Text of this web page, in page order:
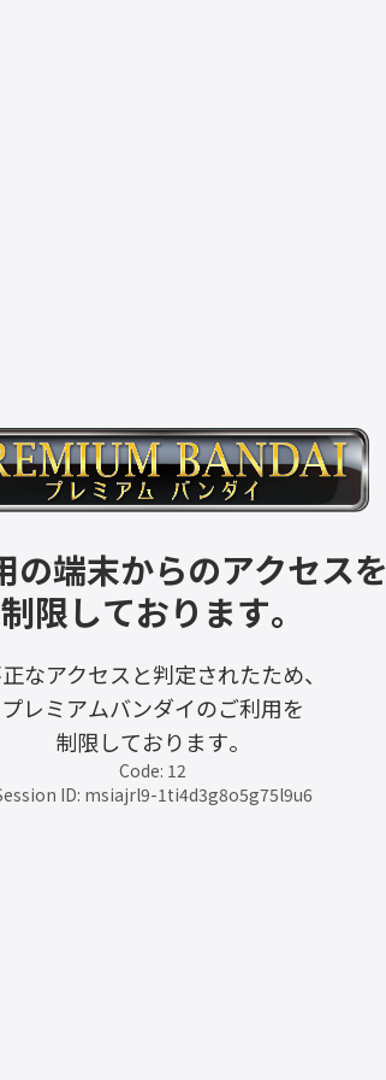
の端末からのアクセスを
制限しております。
なアクセスと判定されたため、
プレミアムバンダイのご利用を
制限しております。
Code: 12
ID: msiajrl9-1ti4d3g8o5g75l9u6